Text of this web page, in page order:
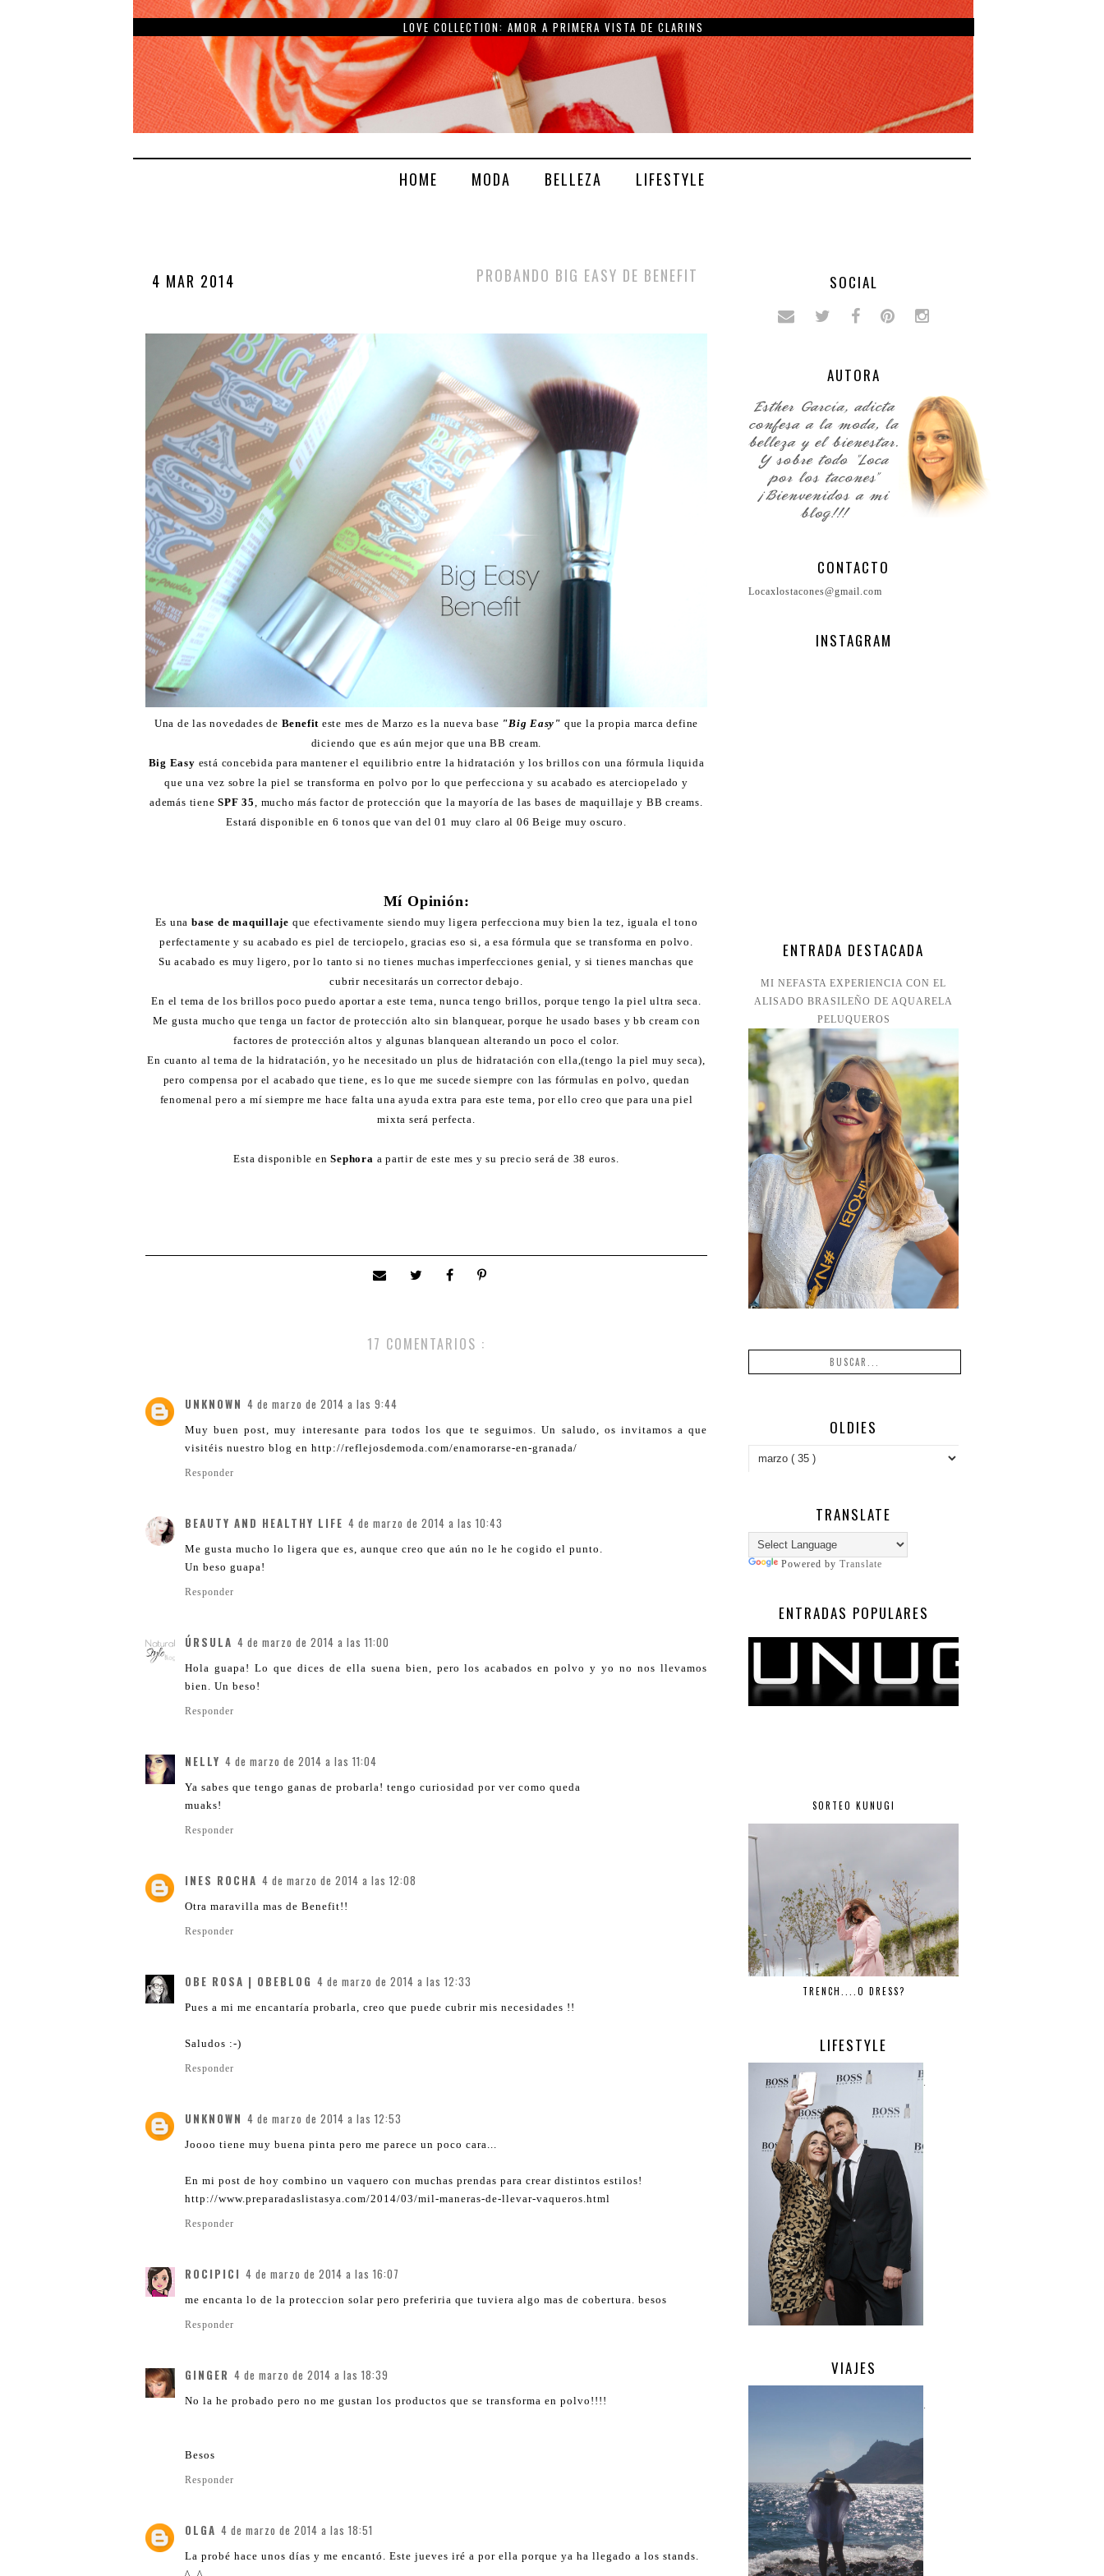
DEWY LIFT Y DEWY MILK DE ALMA SECRET
HOME MODA BELLEZA LIFESTYLE
4 MAR 2014 PROBANDO BIG EASY DE BENEFIT
Una de las novedades de Benefit este mes de Marzo es la nueva base "Big Easy" que la propia marca define
diciendo que es aún mejor que una BB cream.
Big Easy está concebida para mantener el equilibrio entre la hidratación y los brillos con una fórmula liquida
que una vez sobre la piel se transforma en polvo por lo que perfecciona y su acabado es aterciopelado y
además tieneSPF 35, mucho más factor de protección que la mayoría de las bases de maquillaje y BB creams.
Estará disponible en 6 tonos que van del 01 muy claro al 06 Beige muy oscuro.
Mí Opinión:
Es una base de maquillaje que efectivamente siendo muy ligera perfecciona muy bien la tez, iguala el tono
perfectamente y su acabado es piel de terciopelo, gracias eso si, a esa fórmula que se transforma en polvo.
Su acabado es muy ligero, por lo tanto si no tienes muchas imperfecciones genial, y si tienes manchas que
cubrir necesitarás un corrector debajo.
En el tema de los brillos poco puedo aportar a este tema, nunca tengo brillos, porque tengo la piel ultra seca.
Me gusta mucho que tenga un factor de protección alto sin blanquear, porque he usado bases y bb cream con
factores de protección altos y algunas blanquean alterando un poco el color.
En cuanto al tema de la hidratación, yo he necesitado un plus de hidratación con ella,(tengo la piel muy seca),
pero compensa por el acabado que tiene, es lo que me sucede siempre con las fórmulas en polvo, quedan
fenomenal pero a mí siempre me hace falta una ayuda extra para este tema, por ello creo que para una piel
mixta será perfecta.
Esta disponible enSephora a partir de este mes y su precio será de 38 euros.
17 COMENTARIOS :
UNKNOWN 4 de marzo de 2014 a las 9:44
Muy buen post, muy interesante para todos los que te seguimos. Un saludo, os invitamos a que
visitéis nuestro blog en http://reflejosdemoda.com/enamorarse-en-granada/
Responder
BEAUTY AND HEALTHY LIFE 4 de marzo de 2014 a las 10:43
Me gusta mucho lo ligera que es, aunque creo que aún no le he cogido el punto.
Un beso guapa!
Responder
ÚRSULA 4 de marzo de 2014 a las 11:00
Hola guapa! Lo que dices de ella suena bien, pero los acabados en polvo y yo no nos llevamos
bien. Un beso!
Responder
NELLY 4 de marzo de 2014 a las 11:04
Ya sabes que tengo ganas de probarla! tengo curiosidad por ver como queda
muaks!
Responder
INES ROCHA 4 de marzo de 2014 a las 12:08
Otra maravilla mas de Benefit!!
Responder
OBE ROSA | OBEBLOG 4 de marzo de 2014 a las 12:33
Pues a mi me encantaría probarla, creo que puede cubrir mis necesidades !!
Saludos :-)
Responder
UNKNOWN 4 de marzo de 2014 a las 12:53
Joooo tiene muy buena pinta pero me parece un poco cara...
En mi post de hoy combino un vaquero con muchas prendas para crear distintos estilos!
http://www.preparadaslistasya.com/2014/03/mil-maneras-de-llevar-vaqueros.html
Responder
ROCIPICI 4 de marzo de 2014 a las 16:07
me encanta lo de la proteccion solar pero preferiria que tuviera algo mas de cobertura. besos
Responder
GINGER 4 de marzo de 2014 a las 18:39
No la he probado pero no me gustan los productos que se transforma en polvo!!!!
Besos
Responder
OLGA 4 de marzo de 2014 a las 18:51
La probé hace unos días y me encantó. Este jueves iré a por ella porque ya ha llegado a los stands.
SOCIAL
AUTORA
CONTACTO
Locaxlostacones@gmail.com
INSTAGRAM
ENTRADA DESTACADA
MI NEFASTA EXPERIENCIA CON EL
ALISADO BRASILEÑO DE AQUARELA
PELUQUEROS
OLDIES
TRANSLATE
Powered by Translate
ENTRADAS POPULARES
SORTEO KUNUGI
TRENCH....O DRESS?
LIFESTYLE
.
VIAJES
.